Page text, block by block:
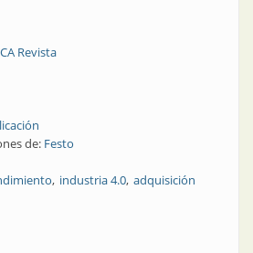
Revista
de: Festo
industria 4.0 adquisición